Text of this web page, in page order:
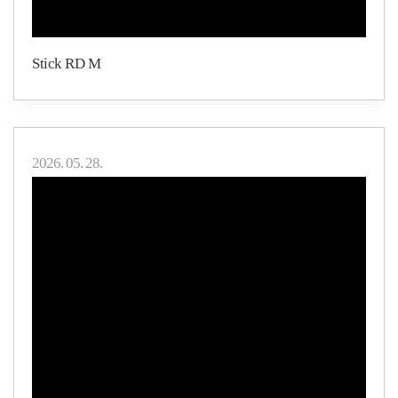
Stick RD M
2026. 05. 28.